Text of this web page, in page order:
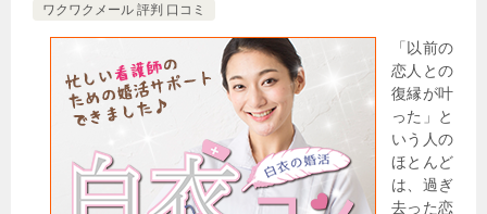
ワクワクメール 評判 口コミ
「以前の
恋人との
復縁が叶
った」と
いう人の
ほとんど
は、過ぎ
去った恋